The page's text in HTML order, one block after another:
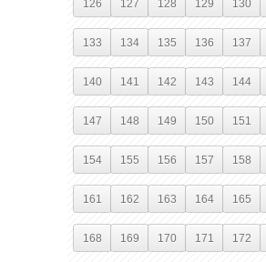
126 127 128 129 130
133 134 135 136 137
140 141 142 143 144
147 148 149 150 151
154 155 156 157 158
161 162 163 164 165
168 169 170 171 172